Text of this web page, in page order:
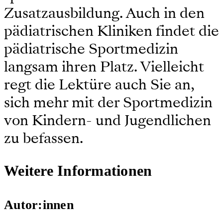
Zusatzausbildung. Auch in den
pädiatrischen Kliniken findet die
pädiatrische Sportmedizin
langsam ihren Platz. Vielleicht
regt die Lektüre auch Sie an,
sich mehr mit der Sportmedizin
von Kindern- und Jugendlichen
zu befassen.
Weitere Informationen
Autor:innen